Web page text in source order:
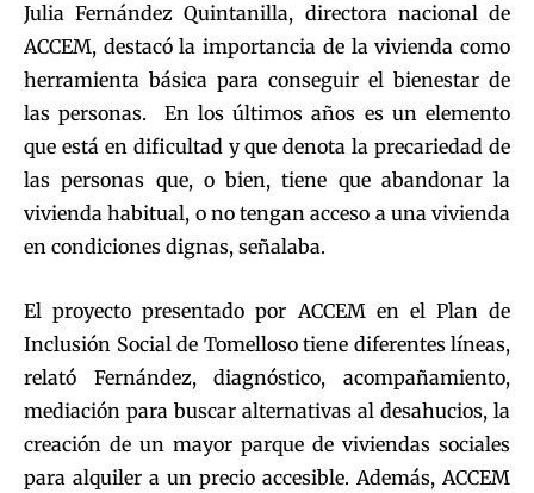
Julia Fernández Quintanilla, directora nacional de
ACCEM, destacó la importancia de la vivienda como
herramienta básica para conseguir el bienestar de
las personas. En los últimos años es un elemento
que está en dificultad y que denota la precariedad de
las personas que, o bien, tiene que abandonar la
vivienda habitual, o no tengan acceso a una vivienda
en condiciones dignas, señalaba.
El proyecto presentado por ACCEM en el Plan de
Inclusión Social de Tomelloso tiene diferentes líneas,
relató Fernández, diagnóstico, acompañamiento,
mediación para buscar alternativas al desahucios, la
creación de un mayor parque de viviendas sociales
para alquiler a un precio accesible. Además, ACCEM